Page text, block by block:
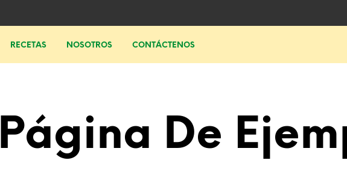
RECETAS NOSOTROS CONTÁCTENOS
Página De